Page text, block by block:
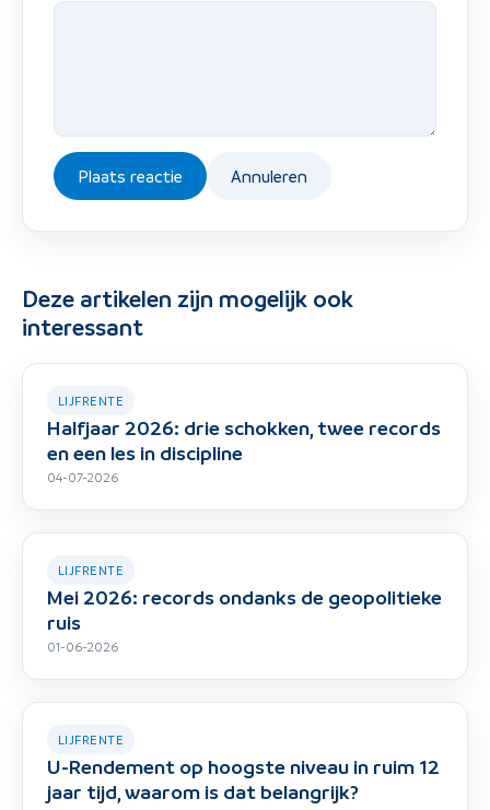
Plaats reactie Annuleren
Deze artikelen zijn mogelijk ook
interessant
LIJFRENTE
Halfjaar 2026: drie schokken, twee records
en een les in discipline
04-07-2026
LIJFRENTE
Mei 2026: records ondanks de geopolitieke
ruis
01-06-2026
LIJFRENTE
U-Rendement op hoogste niveau in ruim 12
jaar tijd, waarom is dat belangrijk?